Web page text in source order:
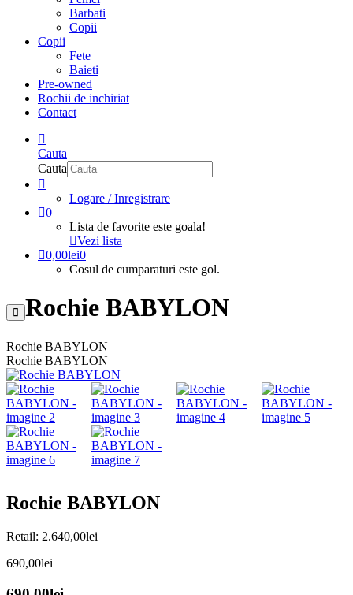
Barbati
Copii
Copii
Fete
Baieti
Pre-owned
Rochii de inchiriat
Contact
Cauta
Cauta
Logare / Inregistrare
0
Lista de favorite este goala!
Vezi lista
0,00lei0
Cosul de cumparaturi este gol.
Rochie BABYLON
Rochie BABYLON
Rochie BABYLON
Rochie BABYLON
Retail: 2.640,00lei
690,00lei